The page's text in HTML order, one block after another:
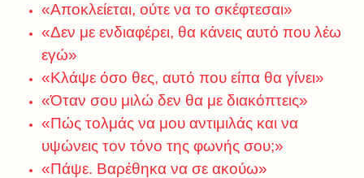
«Αποκλείεται, ούτε να το σκέφτεσαι»
«Δεν με ενδιαφέρει, θα κάνεις αυτό που λέω
εγώ»
«Κλάψε όσο θες, αυτό που είπα θα γίνει»
«Όταν σου μιλώ δεν θα με διακόπτεις»
«Πώς τολμάς να μου αντιμιλάς και να
υψώνεις τον τόνο της φωνής σου;»
«Πάψε. Βαρέθηκα να σε ακούω»